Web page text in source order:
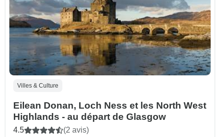
Villes & Culture
Eilean Donan, Loch Ness et les North West
Highlands - au départ de Glasgow
4.5 (2 avis)